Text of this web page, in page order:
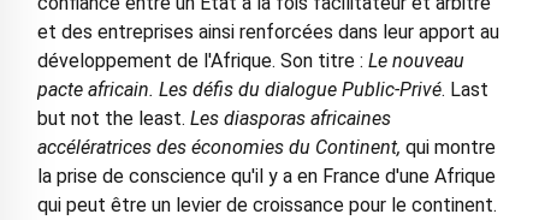
et des entreprises ainsi renforcées dans leur apport au
développement de l'Afrique. Son titre : Le nouveau
pacte africain. Les défis du dialogue Public-Privé. Last
but not the least. Les diasporas africaines
accélératrices des économies du Continent, qui montre
la prise de conscience qu'il y a en France d'une Afrique
qui peut être un levier de croissance pour le continent.